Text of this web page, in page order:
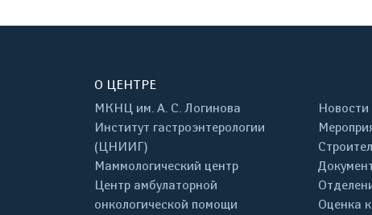
О ЦЕНТРЕ
МКНЦ им. А. С. Логинова
Институт гастроэнтерологии
(ЦНИИГ)
Маммологический центр
Центр амбулаторной
онкологической помощи
Новости
Оценка